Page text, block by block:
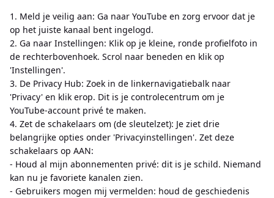
1. Meld je veilig aan: Ga naar YouTube en zorg ervoor dat je
op het juiste kanaal bent ingelogd.
2. Ga naar Instellingen: Klik op je kleine, ronde profielfoto in
de rechterbovenhoek. Scrol naar beneden en klik op
'Instellingen'.
3. De Privacy Hub: Zoek in de linkernavigatiebalk naar
'Privacy' en klik erop. Dit is je controlecentrum om je
YouTube-account privé te maken.
4. Zet de schakelaars om (de sleutelzet): Je ziet drie
belangrijke opties onder 'Privacyinstellingen'. Zet deze
schakelaars op AAN:
- Houd al mijn abonnementen privé: dit is je schild. Niemand
kan nu je favoriete kanalen zien.
- Gebruikers mogen mij vermelden: houd de geschiedenis